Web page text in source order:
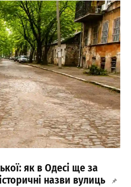
як в Одесі ще за
назви вулиць